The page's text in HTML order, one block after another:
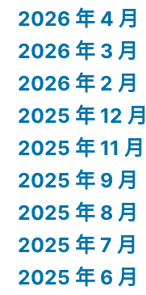
2026 年 4 月
2026 年 3 月
2026 年 2 月
2025 年 12 月
2025 年 11 月
2025 年 9 月
2025 年 8 月
2025 年 7 月
2025 年 6 月